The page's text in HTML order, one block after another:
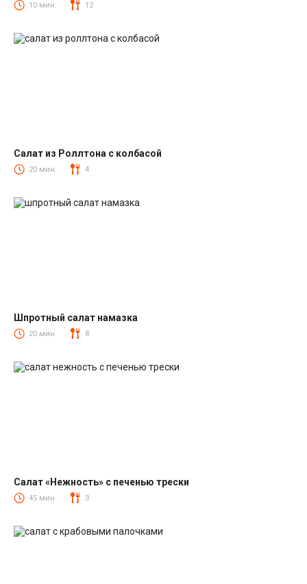
10 мин. 12
Салаты с колбасой
Салат из Роллтона с колбасой
20 мин. 4
Салаты со шпротами
Шпротный салат намазка
20 мин. 8
Салаты из печени трески
Салат «Нежность» с печенью трески
45 мин. 3